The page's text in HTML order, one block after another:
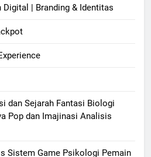
Digital | Branding & Identitas
dan Sejarah Fantasi Biologi
Pop dan Imajinasi Analisis
Sistem Game Psikologi Pemain